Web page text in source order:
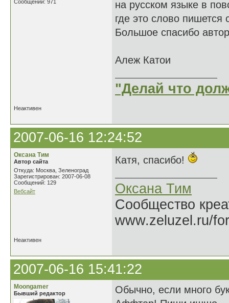
Сообщений: 971
на русском языке в
где это слово
Большое спасибо
Алеж Катои
"Делай что
Неактивен
2007-06-16 12:24:52
Оксана Тим
Автор сайта
Откуда: Москва, Зеленоград
Зарегистрирован: 2007-06-08
Сообщений: 129
Вебсайт
Катя, спасибо!
Оксана Тим
Сообщество
www.zeluzel.ru/
Неактивен
2007-06-16 15:41:22
Moongamer
Бывший редактор
Обычно, если много